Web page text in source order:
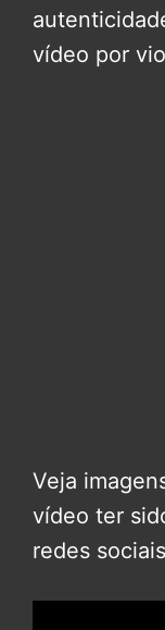
vídeo por
Veja
vídeo ter
redes